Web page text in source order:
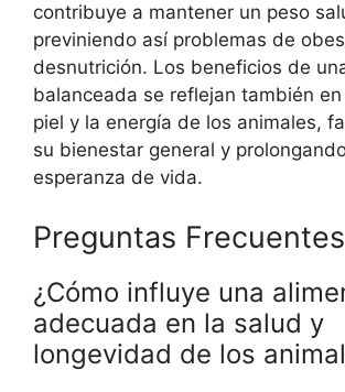
contribuye a mantener un peso
previniendo así problemas de
desnutrición. Los beneficios de
balanceada se reflejan también
piel y la energía de los animales,
su bienestar general y
esperanza de vida.
Preguntas Frecuentes
¿Cómo influye una
adecuada en la salud y
longevidad de los